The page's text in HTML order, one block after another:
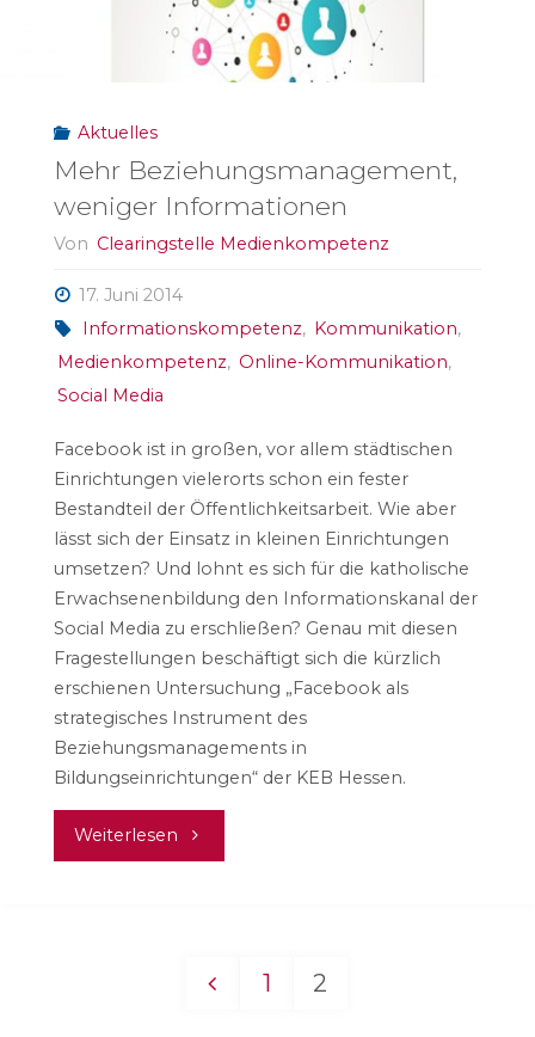
Aktuelles
Mehr Beziehungsmanagement,
weniger Informationen
Von Clearingstelle Medienkompetenz
17. Juni 2014
Informationskompetenz, Kommunikation,
Medienkompetenz, Online-Kommunikation,
Social Media
Facebook ist in großen, vor allem städtischen
Einrichtungen vielerorts schon ein fester
Bestandteil der Öffentlichkeitsarbeit. Wie aber
lässt sich der Einsatz in kleinen Einrichtungen
umsetzen? Und lohnt es sich für die katholische
Erwachsenenbildung den Informationskanal der
Social Media zu erschließen? Genau mit diesen
Fragestellungen beschäftigt sich die kürzlich
erschienen Untersuchung „Facebook als
strategisches Instrument des
Beziehungsmanagements in
Bildungseinrichtungen“ der KEB Hessen.
Weiterlesen "Mehr
Informationen"
1 2